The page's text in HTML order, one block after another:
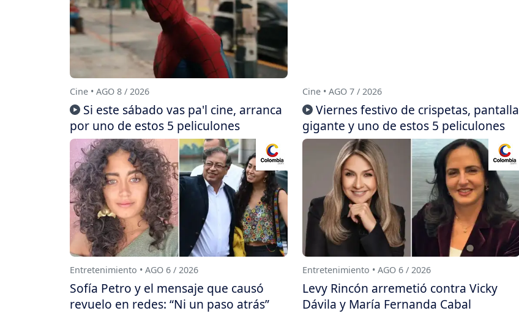
Cine • AGO 8 / 2026
Si este sábado vas pa'l cine, arranca
por uno de estos 5 peliculones
Cine • AGO 7 / 2026
Viernes festivo de crispetas, pantalla
gigante y uno de estos 5 peliculones
Entretenimiento • AGO 6 / 2026
Sofía Petro y el mensaje que causó
revuelo en redes: “Ni un paso atrás”
Entretenimiento • AGO 6 / 2026
Levy Rincón arremetió contra Vicky
Dávila y María Fernanda Cabal